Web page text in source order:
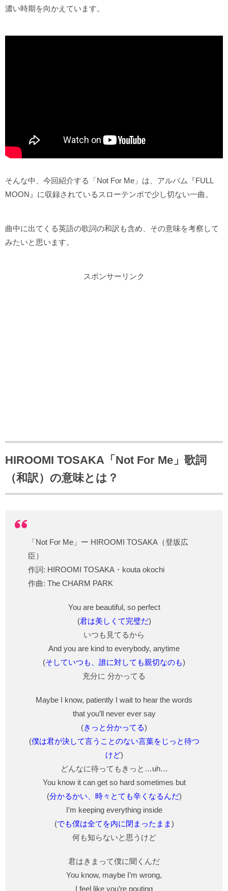
濃い時期を向かえています。
そんな中、今回紹介する「Not For Me」は、アルバム『FULL
MOON』に収録されているスローテンポで少し切ない一曲。
曲中に出てくる英語の歌詞の和訳も含め、その意味を考察して
みたいと思います。
スポンサーリンク
HIROOMI TOSAKA「Not For Me」歌詞
（和訳）の意味とは？
「Not For Me」ー HIROOMI TOSAKA（登坂広
臣）
作詞: HIROOMI TOSAKA・kouta okochi
作曲: The CHARM PARK
You are beautiful, so perfect
(君は美しくて完璧だ)
いつも見てるから
And you are kind to everybody, anytime
(そしていつも、誰に対しても親切なのも)
充分に 分かってる
Maybe I know, patiently I wait to hear the words
that you’ll never ever say
(きっと分かってる)
(僕は君が決して言うことのない言葉をじっと待つ
けど)
どんなに待ってもきっと…uh…
You know it can get so hard sometimes but
(分かるかい、時々とても辛くなるんだ)
I’m keeping everything inside
(でも僕は全てを内に閉まったまま)
何も知らないと思うけど
君はきまって僕に聞くんだ
You know, maybe I’m wrong,
I feel like you’re pouting